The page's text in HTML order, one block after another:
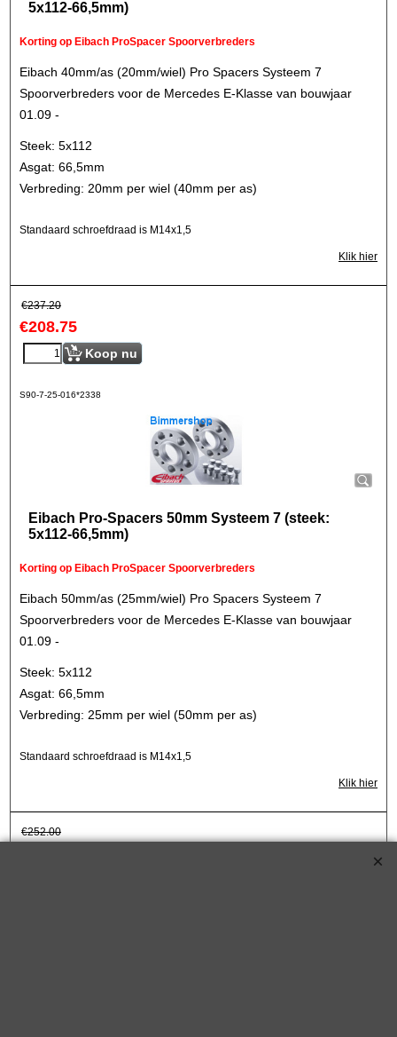
5x112-66,5mm)
Korting op Eibach ProSpacer Spoorverbreders
Eibach 40mm/as (20mm/wiel) Pro Spacers Systeem 7
Spoorverbreders voor de Mercedes E-Klasse van bouwjaar
01.09 -
Steek: 5x112
Asgat: 66,5mm
Verbreding: 20mm per wiel (40mm per as)
Standaard schroefdraad is M14x1,5
Klik hier
€237.20
€208.75
Koop nu
S90-7-25-016*2338
Eibach Pro-Spacers 50mm Systeem 7 (steek:
5x112-66,5mm)
Korting op Eibach ProSpacer Spoorverbreders
Eibach 50mm/as (25mm/wiel) Pro Spacers Systeem 7
Spoorverbreders voor de Mercedes E-Klasse van bouwjaar
01.09 -
Steek: 5x112
Asgat: 66,5mm
Verbreding: 25mm per wiel (50mm per as)
Standaard schroefdraad is M14x1,5
Klik hier
€252.00